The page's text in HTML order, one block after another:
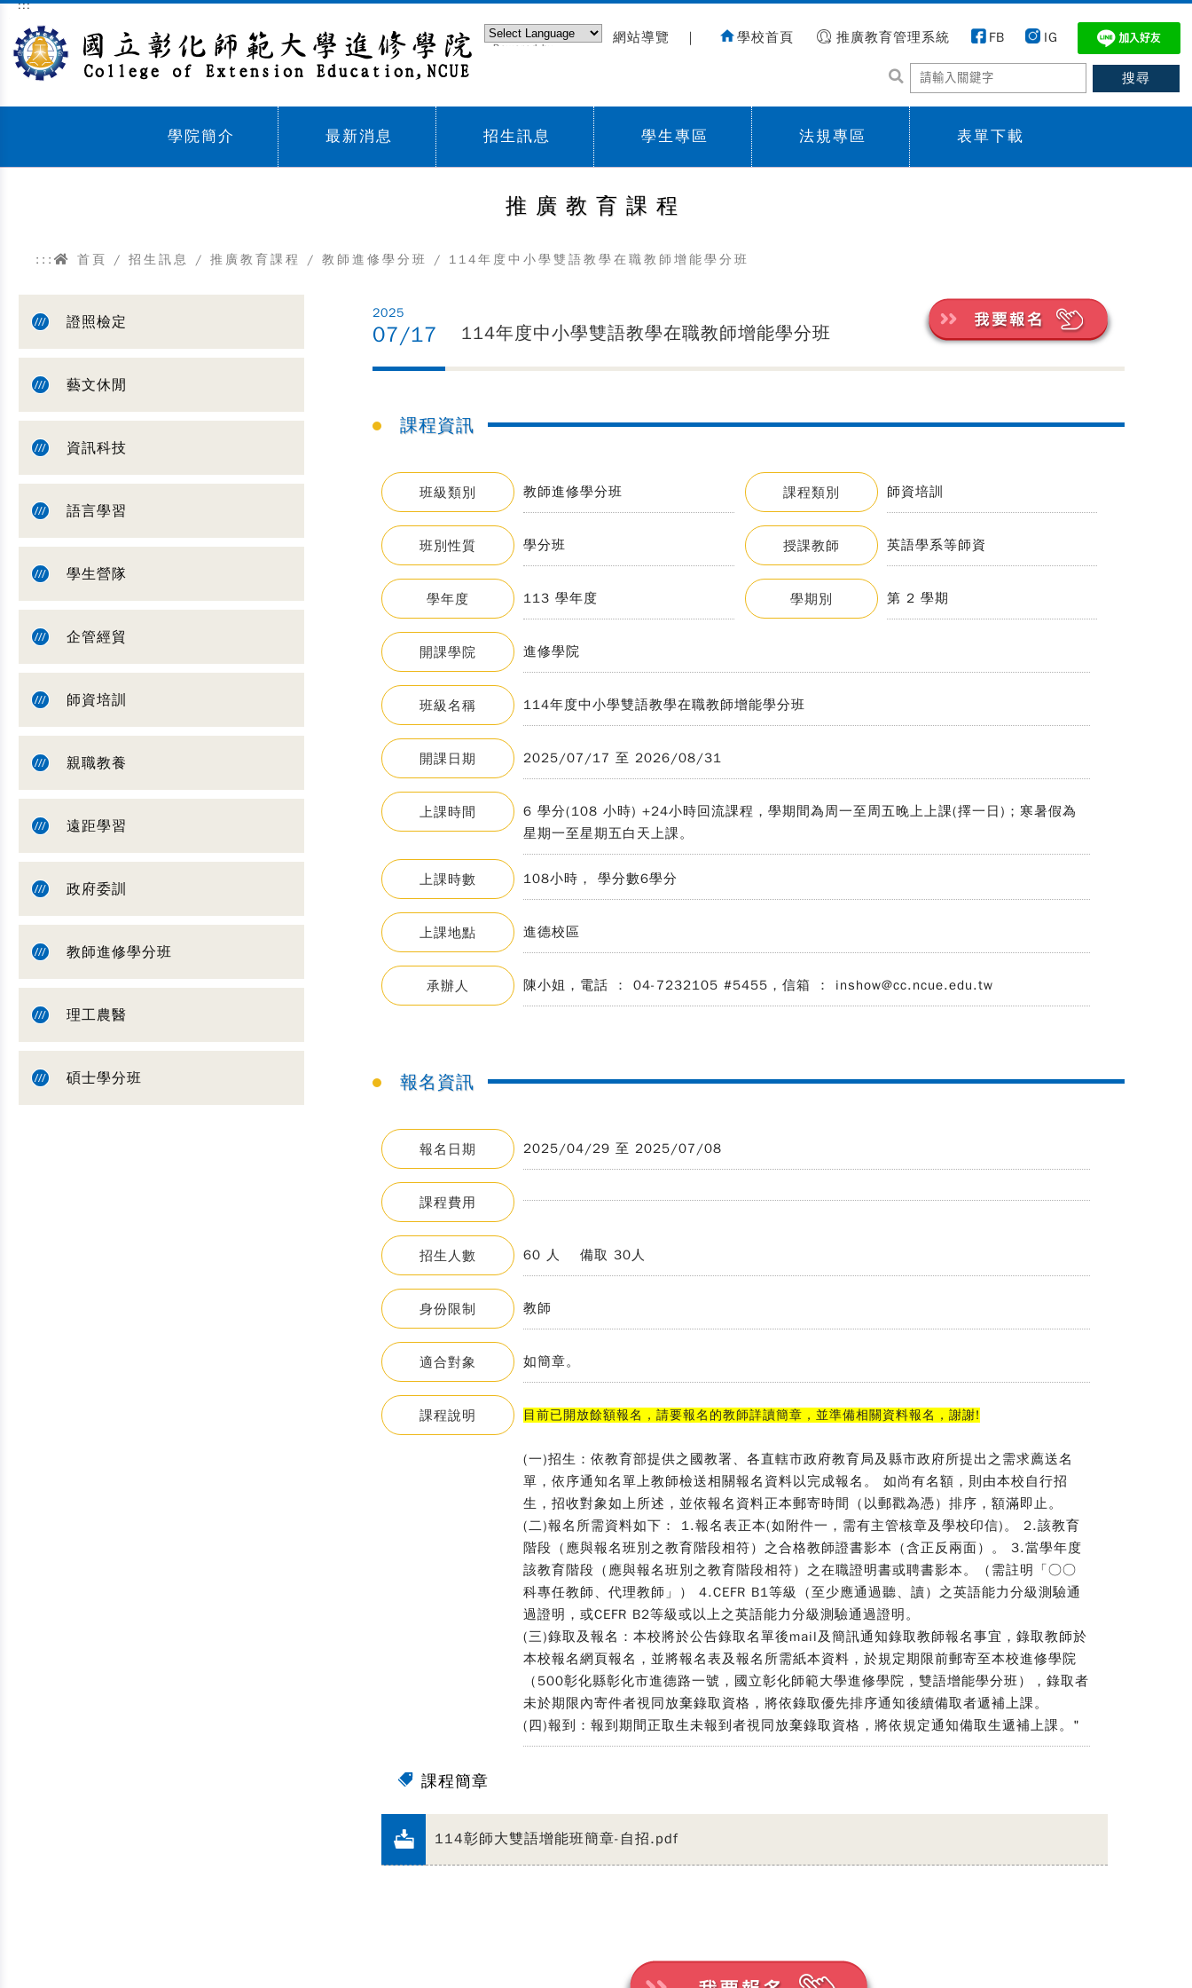
跳到主要內容區塊
:::
Powered by
網站導覽 ｜ 學校首頁 推廣教育管理系統 FB IG
學院簡介 最新消息 招生訊息 學生專區 法規專區 表單下載
推廣教育課程
::: 首頁 / 招生訊息 / 推廣教育課程 / 教師進修學分班 / 114年度中小學雙語教學在職教師增能學分班
證照檢定
藝文休閒
資訊科技
語言學習
學生營隊
企管經貿
師資培訓
親職教養
遠距學習
政府委訓
教師進修學分班
理工農醫
碩士學分班
2025
07/17 114年度中小學雙語教學在職教師增能學分班
課程資訊
班級類別 教師進修學分班 課程類別 師資培訓
班別性質 學分班 授課教師 英語學系等師資
學年度 113 學年度 學期別 第 2 學期
開課學院 進修學院
班級名稱 114年度中小學雙語教學在職教師增能學分班
開課日期 2025/07/17 至 2026/08/31
上課時間
6 學分(108 小時) +24小時回流課程，學期間為周一至周五晚上上課(擇一日)；寒暑假為
星期一至星期五白天上課。
上課時數 108小時， 學分數6學分
上課地點 進德校區
承辦人 陳小姐，電話 ： 04-7232105 #5455，信箱 ： inshow@cc.ncue.edu.tw
報名資訊
報名日期 2025/04/29 至 2025/07/08
課程費用
招生人數 60 人 備取 30人
身份限制 教師
適合對象 如簡章。
課程說明 目前已開放餘額報名，請要報名的教師詳讀簡章，並準備相關資料報名，謝謝!
(一)招生：依教育部提供之國教署、各直轄市政府教育局及縣市政府所提出之需求薦送名
單，依序通知名單上教師檢送相關報名資料以完成報名。 如尚有名額，則由本校自行招
生，招收對象如上所述，並依報名資料正本郵寄時間（以郵戳為憑）排序，額滿即止。
(二)報名所需資料如下： 1.報名表正本(如附件一，需有主管核章及學校印信)。 2.該教育
階段（應與報名班別之教育階段相符）之合格教師證書影本（含正反兩面）。 3.當學年度
該教育階段（應與報名班別之教育階段相符）之在職證明書或聘書影本。（需註明「○○
科專任教師、代理教師」） 4.CEFR B1等級（至少應通過聽、讀）之英語能力分級測驗通
過證明，或CEFR B2等級或以上之英語能力分級測驗通過證明。
(三)錄取及報名：本校將於公告錄取名單後mail及簡訊通知錄取教師報名事宜，錄取教師於
本校報名網頁報名，並將報名表及報名所需紙本資料，於規定期限前郵寄至本校進修學院
（500彰化縣彰化市進德路一號，國立彰化師範大學進修學院，雙語增能學分班），錄取者
未於期限內寄件者視同放棄錄取資格，將依錄取優先排序通知後續備取者遞補上課。
(四)報到：報到期間正取生未報到者視同放棄錄取資格，將依規定通知備取生遞補上課。"
課程簡章
114彰師大雙語增能班簡章-自招.pdf